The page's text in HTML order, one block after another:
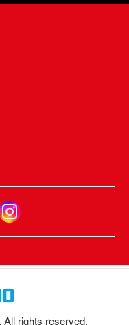
rights reserved.